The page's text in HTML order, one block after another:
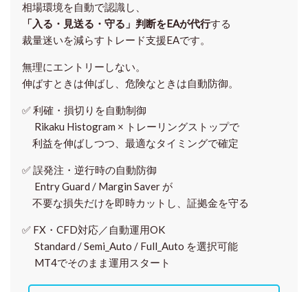
相場環境を自動で認識し、
「入る・見送る・守る」判断をEAが代行する
裁量迷いを減らすトレード支援EAです。
無理にエントリーしない。
伸ばすときは伸ばし、危険なときは自動防御。
✅利確・損切りを自動制御
Rikaku Histogram × トレーリングストップで
利益を伸ばしつつ、最適なタイミングで確定
✅誤発注・逆行時の自動防御
Entry Guard / Margin Saver が
不要な損失だけを即時カットし、証拠金を守る
✅ FX・CFD対応／自動運用OK
Standard / Semi_Auto / Full_Auto を選択可能
MT4でそのまま運用スタート